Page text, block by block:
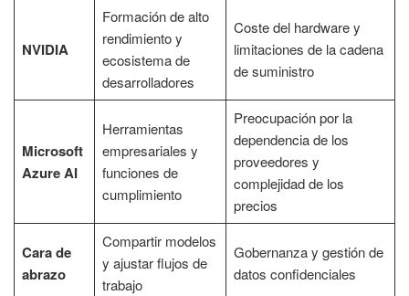
NVIDIA
Formación de alto
rendimiento y
ecosistema de
desarrolladores
Coste del hardware y
limitaciones de la cadena
de suministro
Microsoft
Azure AI
Herramientas
empresariales y
funciones de
cumplimiento
Preocupación por la
dependencia de los
proveedores y
complejidad de los
precios
Cara de
abrazo
Compartir modelos
y ajustar flujos de
trabajo
Gobernanza y gestión de
datos confidenciales